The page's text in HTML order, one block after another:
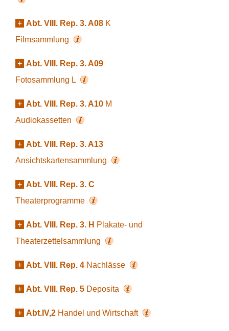
+ Abt. VIII. Rep. 3. A08 K
Filmsammlung
+ Abt. VIII. Rep. 3. A09
Fotosammlung L
+ Abt. VIII. Rep. 3. A10 M
Audiokassetten
+ Abt. VIII. Rep. 3. A13
Ansichtskartensammlung
+ Abt. VIII. Rep. 3. C
Theaterprogramme
+ Abt. VIII. Rep. 3. H Plakate- und
Theaterzettelsammlung
+ Abt. VIII. Rep. 4 Nachlässe
+ Abt. VIII. Rep. 5 Deposita
+ Abt.IV,2 Handel und Wirtschaft